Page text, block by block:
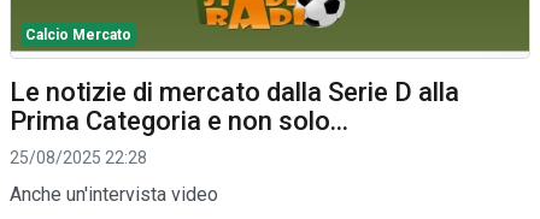
Calcio Mercato
Le notizie di mercato dalla Serie D alla
Prima Categoria e non solo...
25/08/2025 22:28
Anche un'intervista video